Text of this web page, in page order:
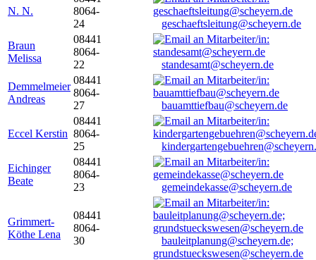
N. N.
8064-
24
geschaeftsleitung@scheyern.de
Braun
Melissa
08441
8064-
22
standesamt@scheyern.de
Demmelmeier
Andreas
08441
8064-
27
bauamttiefbau@scheyern.de
Eccel Kerstin
08441
8064-
25
Eichinger
Beate
08441
8064-
23
gemeindekasse@scheyern.de
Grimmert-
Köthe Lena
08441
8064-
30
bauleitplanung@scheyern.de;
grundstueckswesen@scheyern.de